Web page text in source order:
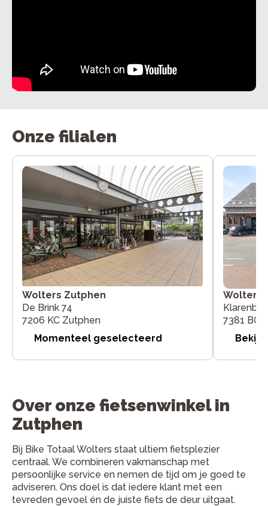
Onze filialen
Wolters Zutphen
De Brink 74
7206 KC Zutphen
Momenteel geselecteerd
Wolters
7381 BG
Bekijk
Over onze fietsenwinkel in
Zutphen
Bij Bike Totaal Wolters staat ultiem fietsplezier
centraal. We combineren vakmanschap met
persoonlijke service en nemen de tijd om je goed te
adviseren. Ons doel is dat iedere klant met een
tevreden gevoel én de juiste fiets de deur uitgaat.